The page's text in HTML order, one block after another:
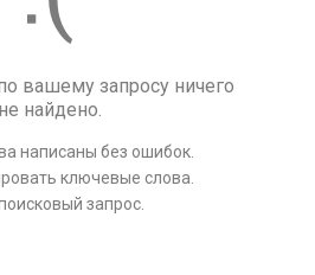
вашему запросу ничего
не найдено.
написаны без ошибок.
ключевые слова.
запрос.